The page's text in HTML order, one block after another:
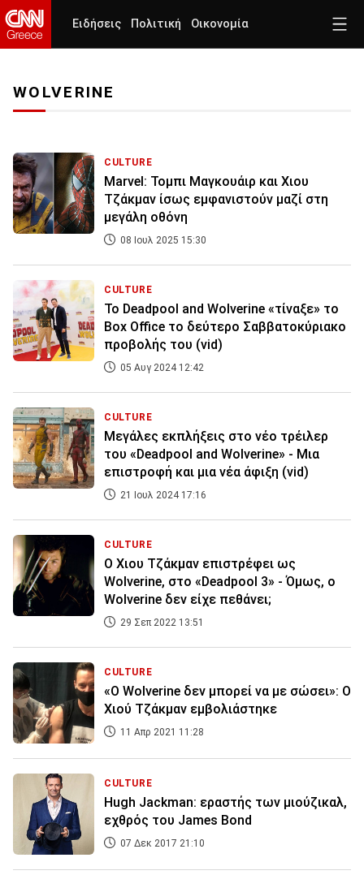
Ειδήσεις Πολιτική Οικονομία
WOLVERINE
CULTURE
Marvel: Τομπι Μαγκουάιρ και Χιου
Τζάκμαν ίσως εμφανιστούν μαζί στη
μεγάλη οθόνη
08 Ιουλ 2025 15:30
CULTURE
Το Deadpool and Wolverine «τίναξε» το
Box Office το δεύτερο Σαββατοκύριακο
προβολής του (vid)
05 Αυγ 2024 12:42
CULTURE
Μεγάλες εκπλήξεις στο νέο τρέιλερ
του «Deadpool and Wolverine» - Μια
επιστροφή και μια νέα άφιξη (vid)
21 Ιουλ 2024 17:16
CULTURE
Ο Χιου Τζάκμαν επιστρέφει ως
Wolverine, στο «Deadpool 3» - Όμως, ο
Wolverine δεν είχε πεθάνει;
29 Σεπ 2022 13:51
CULTURE
«O Wolverine δεν μπορεί να με σώσει»: Ο
Χιού Τζάκμαν εμβολιάστηκε
11 Απρ 2021 11:28
CULTURE
Hugh Jackman: εραστής των μιούζικαλ,
εχθρός του James Bond
07 Δεκ 2017 21:10